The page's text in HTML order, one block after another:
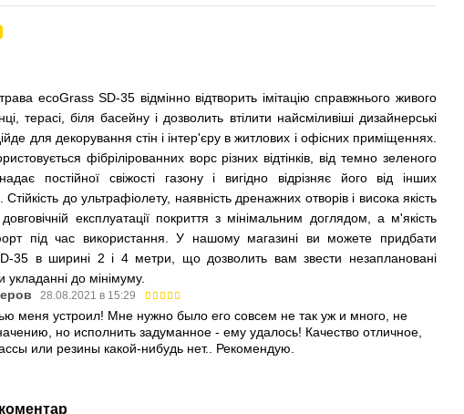
ecoGrass SD-35 відмінно відтворить імітацію справжнього живого
терасі, біля басейну і дозволить втілити найсміливіші дизайнерські
для декорування стін і інтер'єру в житлових і офісних приміщеннях.
фібрілірованних ворс різних відтінків, від темно зеленого
постійної свіжості газону і вигідно відрізняє його від інших
Стійкість до ультрафіолету, наявність дренажних отворів і висока якість
експлуатації покриття з мінімальним доглядом, а м'якість
під час використання. У нашому магазині ви можете придбати
35 в ширині 2 і 4 метри, що дозволить вам звести незаплановані
укладанні до мінімуму.
28.08.2021 в 15:29
меня устроил! Мне нужно было его совсем не так уж и много, не
но исполнить задуманное - ему удалось! Качество отличное,
или резины какой-нибудь нет.. Рекомендую.